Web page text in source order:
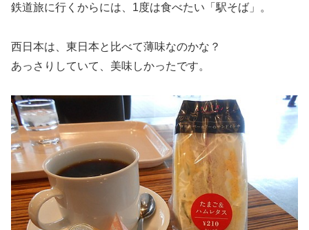
鉄道旅に行くからには、1度は食べたい「駅そば」。
西日本は、東日本と比べて薄味なのかな？
あっさりしていて、美味しかったです。